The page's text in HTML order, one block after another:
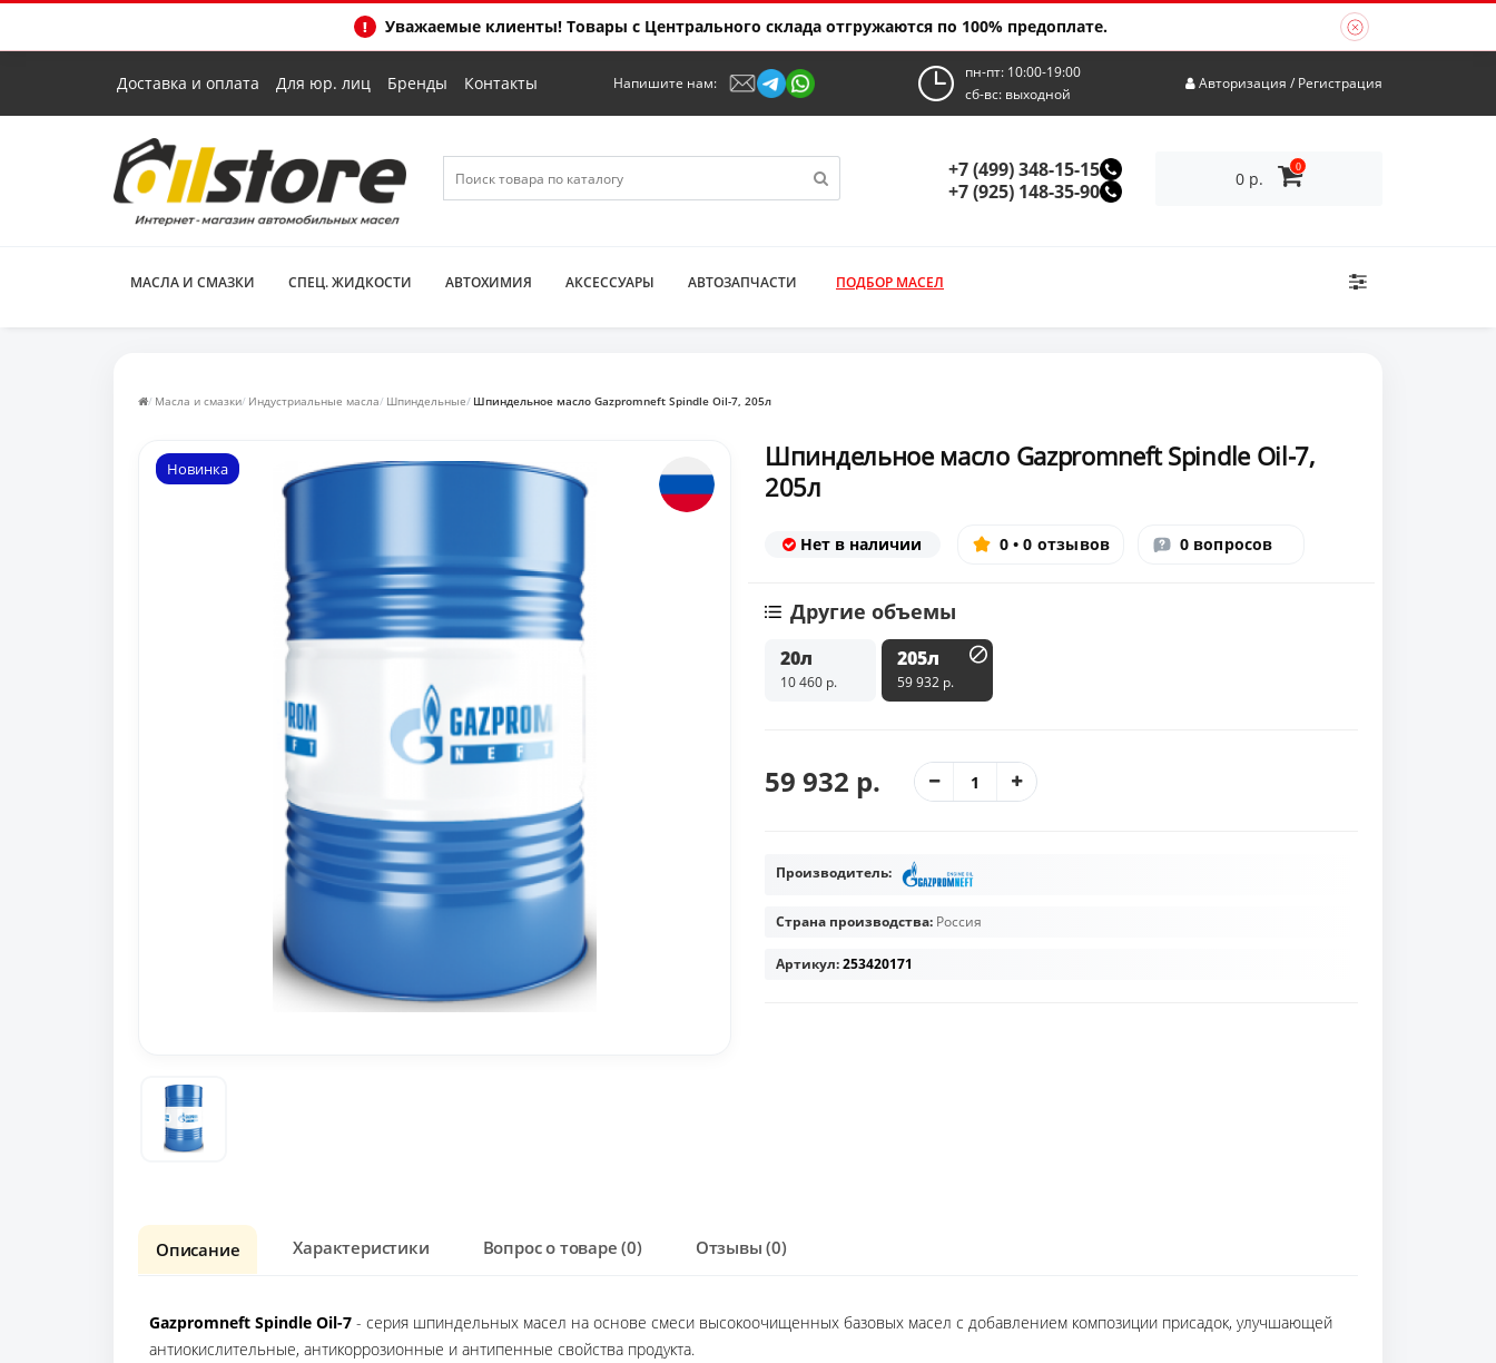
Уважаемые клиенты! Товары с Центрального склада отгружаются по 100% предоплате.
Доставка и оплата Для юр. лиц Бренды Контакты Напишите нам:
пн-пт: 10:00-19:00
сб-вс: выходной
Авторизация / Регистрация
+7 (499) 348-15-15
+7 (925) 148-35-90
0 р.
0
МАСЛА И СМАЗКИ СПЕЦ. ЖИДКОСТИ АВТОХИМИЯ АКСЕССУАРЫ АВТОЗАПЧАСТИ ПОДБОР МАСЕЛ
Масла и смазки Индустриальные масла Шпиндельные Шпиндельное масло Gazpromneft Spindle Oil-7, 205л
Новинка
Шпиндельное масло Gazpromneft Spindle Oil-7,
205л
Нет в наличии 0 • 0 отзывов 0 вопросов
Другие объемы
20л
10 460 р.
205л
59 932 р.
59 932 р.
Производитель:
Страна производства: Россия
Артикул:253420171
Описание Характеристики Вопрос о товаре (0) Отзывы (0)
Gazpromneft Spindle Oil-7 - серия шпиндельных масел на основе смеси высокоочищенных базовых масел с добавлением композиции присадок, улучшающей
антиокислительные, антикоррозионные и антипенные свойства продукта.